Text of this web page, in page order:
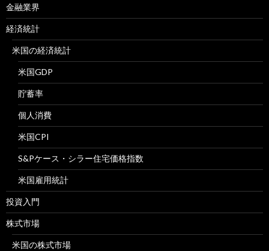
金融業界
経済統計
米国の経済統計
米国GDP
貯蓄率
個人消費
米国CPI
S&Pケース・シラー住宅価格指数
米国雇用統計
投資入門
株式市場
米国の株式市場